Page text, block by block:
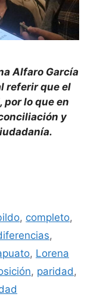
Alfaro García
referir que el
lo que en
y
, completo,
,
, Lorena
, paridad ,